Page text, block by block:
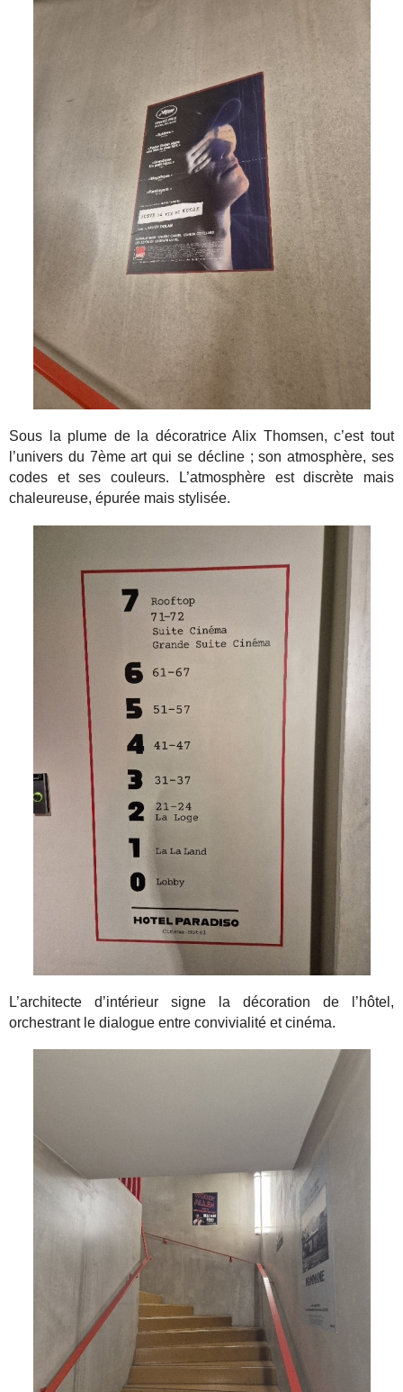
Sous la plume de la décoratrice Alix Thomsen, c’est tout
l’univers du 7ème art qui se décline ; son atmosphère, ses
codes et ses couleurs. L’atmosphère est discrète mais
chaleureuse, épurée mais stylisée.
L’architecte d’intérieur signe la décoration de l’hôtel,
orchestrant le dialogue entre convivialité et cinéma.